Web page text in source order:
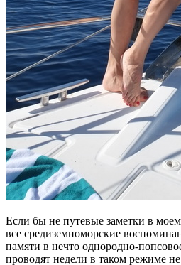
Если бы не путевые заметки в
все средиземноморские
памяти в нечто однородно-
проводят недели в таком режиме